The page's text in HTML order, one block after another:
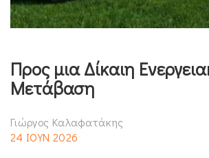
Προς μια Δίκαιη
Μετάβαση
Γιώργος Καλαφατάκης
24 ΙΟΥΝ 2026